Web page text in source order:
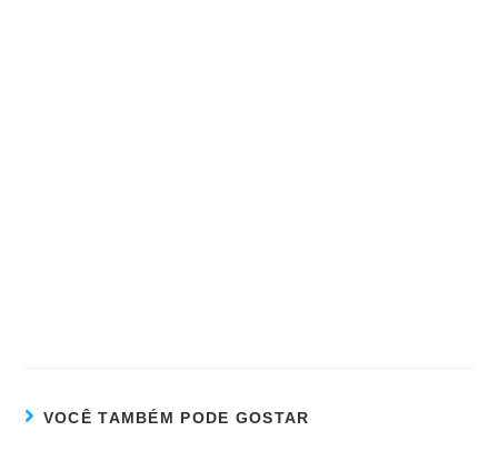
VOCÊ TAMBÉM PODE GOSTAR